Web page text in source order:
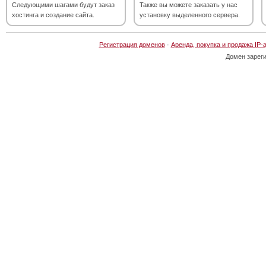
Следующими шагами будут заказ
хостинга и создание сайта.
Также вы можете заказать у нас
установку выделенного сервера.
Регистрация доменов· Аренда, покупка и продажа IP-
Домен